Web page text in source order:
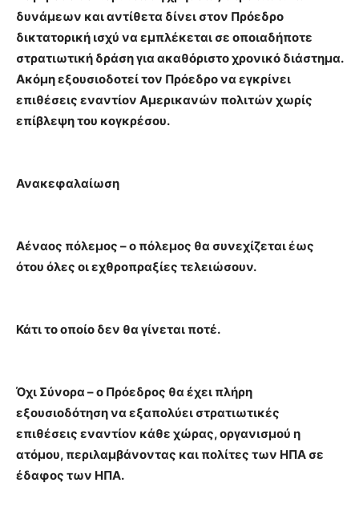
δυνάμεων και αντίθετα δίνει στον Πρόεδρο
δικτατορική ισχύ να εμπλέκεται σε οποιαδήποτε
στρατιωτική δράση για ακαθόριστο χρονικό διάστημα.
Ακόμη εξουσιοδοτεί τον Πρόεδρο να εγκρίνει
επιθέσεις εναντίον Αμερικανών πολιτών χωρίς
επίβλεψη του κογκρέσου.
Ανακεφαλαίωση
Αέναος πόλεμος – ο πόλεμος θα συνεχίζεται έως
ότου όλες οι εχθροπραξίες τελειώσουν.
Κάτι το οποίο δεν θα γίνεται ποτέ.
Όχι Σύνορα – ο Πρόεδρος θα έχει πλήρη
εξουσιοδότηση να εξαπολύει στρατιωτικές
επιθέσεις εναντίον κάθε χώρας, οργανισμού η
ατόμου, περιλαμβάνοντας και πολίτες των ΗΠΑ σε
έδαφος των ΗΠΑ.